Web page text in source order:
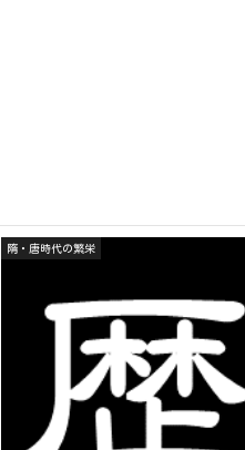
隋・唐時代の繁栄